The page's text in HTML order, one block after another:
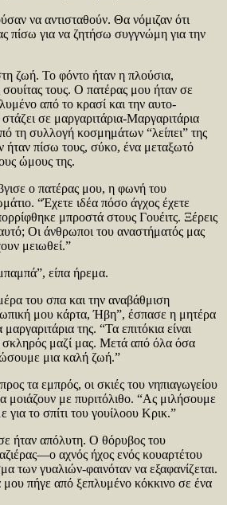
να αντισταθούν. Θα νόμιζαν ότι
πίσω για να ζητήσω συγγνώμη για την
ζωή. Το φόντο ήταν η πλούσια,
τους. Ο πατέρας μου ήταν σε
από το κρασί και την αυτο-
σε μαργαριτάρια-Μαργαριτάρια
τη συλλογή κοσμημάτων “λείπει” της
ήταν πίσω τους, σύκο, ένα μεταξωτό
ώμους της.
ο πατέρας μου, η φωνή του
“Έχετε ιδέα πόσο άγχος έχετε
μπροστά στους Γουέιτς. Ξέρεις
Οι άνθρωποι του αναστήματός μας
μειωθεί.”
είπα ήρεμα.
του σπα και την αναβάθμιση
μου κάρτα, Ήβη”, έσπασε η μητέρα
της. “Τα επιτόκια είναι
σκληρός μαζί μας. Μετά από όλα όσα
μια καλή ζωή.”
τα εμπρός, οι σκιές του νηπιαγωγείου
μοιάζουν με πυριτόλιθο. “Ας μιλήσουμε
για το σπίτι του γουίλοου Κρικ.”
ήταν απόλυτη. Ο θόρυβος του
αχνός ήχος ενός κουαρτέτου
των γυαλιών-φαινόταν να εξαφανίζεται.
πήγε από ξεπλυμένο κόκκινο σε ένα